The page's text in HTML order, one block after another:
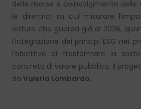
delle risorse e coinvolgimento
le direttrici su cui misurare
lettura che guarda già al 2026,
l’integrazione dei principi ESG nei
l’obiettivo di trasformare la
concreta di valore pubblico. Il
da Valeria Lombardo.